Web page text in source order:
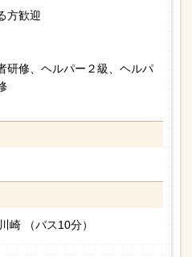
方歓迎
研修、ヘルパー２級、ヘルパ
崎 （バス10分）